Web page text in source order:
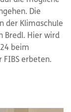
Die
der Klimaschule
Bredl. Hier wird
beim
erbeten.